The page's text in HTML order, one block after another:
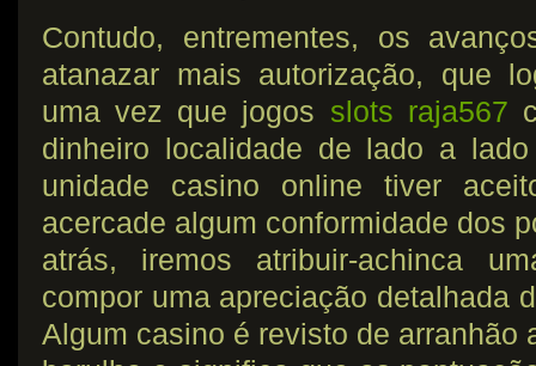
Contudo, entrementes, os
atanazar mais autorização, que
uma vez que jogos slots raja567
dinheiro localidade de lado a
unidade casino online tiver
acercade algum conformidade dos
atrás, iremos atribuir-achinca
compor uma apreciação detalhada
Algum casino é revisto de arranhão